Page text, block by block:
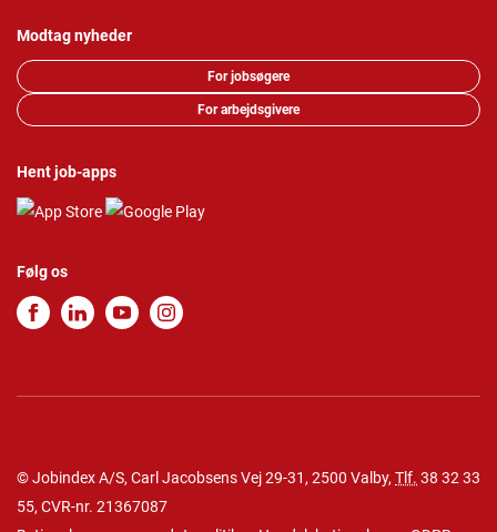
Modtag nyheder
For jobsøgere
For arbejdsgivere
Hent job-apps
Følg os
© Jobindex A/S, Carl Jacobsens Vej 29-31, 2500 Valby, Tlf. 38 32 33
55, CVR-nr. 21367087